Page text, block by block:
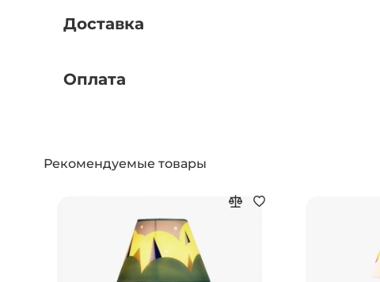
Доставка
Оплата
Рекомендуемые товары